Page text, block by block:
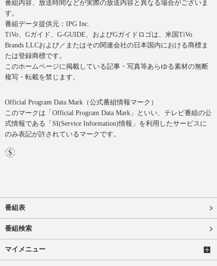
番組内容、放送時間などが実際の放送内容と異なる場合がございま
す。
番組データ提供元：IPG Inc.
TiVo、Gガイド、G-GUIDE、およびGガイドロゴは、米国TiVo
Brands LLCおよび／またはその関連会社の日本国内における商標ま
たは登録商標です。
このホームページに掲載している記事・写真等あらゆる素材の無断
複写・転載を禁じます。
Official Program Data Mark（公式番組情報マーク）
このマークは「Official Program Data Mark」といい、テレビ番組の公
式情報である「SI(Service Information)情報」を利用したサービスに
のみ表記が許されているマークです。
番組表
番組検索
マイメニュー